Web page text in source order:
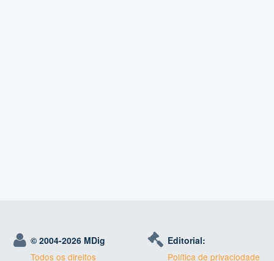
© 2004-2026 MDig
Todos os direitos
Editorial:
Política de privaciodade